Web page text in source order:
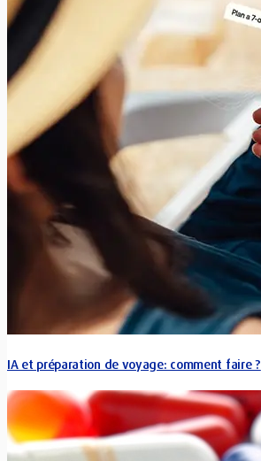
IA et préparation de voyage: comment faire ?